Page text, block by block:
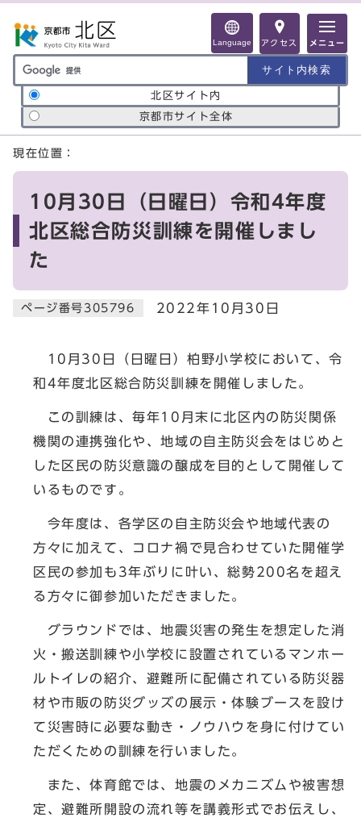
Language アクセス メニュー
サイト内検索の範囲
北区サイト内
京都市サイト全体
ここから本文です
現在位置：
10月30日（日曜日）令和4年度
北区総合防災訓練を開催しまし
た
ページ番号305796 2022年10月30日
10月30日（日曜日）柏野小学校において、令
和4年度北区総合防災訓練を開催しました。
この訓練は、毎年10月末に北区内の防災関係
機関の連携強化や、地域の自主防災会をはじめと
した区民の防災意識の醸成を目的として開催して
いるものです。
今年度は、各学区の自主防災会や地域代表の
方々に加えて、コロナ禍で見合わせていた開催学
区民の参加も3年ぶりに叶い、総勢200名を超え
る方々に御参加いただきました。
グラウンドでは、地震災害の発生を想定した消
火・搬送訓練や小学校に設置されているマンホー
ルトイレの紹介、避難所に配備されている防災器
材や市販の防災グッズの展示・体験ブースを設け
て災害時に必要な動き・ノウハウを身に付けてい
ただくための訓練を行いました。
また、体育館では、地震のメカニズムや被害想
定、避難所開設の流れ等を講義形式でお伝えし、